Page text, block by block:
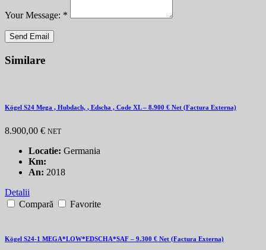
Your Message: *
Send Email
Similare
Kögel S24 Mega , Hubdach, , Edscha , Code XL – 8.900 € Net (Factura Externa)
8.900,00 € NET
Locatie: Germania
Km:
An: 2018
Detalii
Compară
Favorite
Kögel S24-1 MEGA*LOW*EDSCHA*SAF – 9.300 € Net (Factura Externa)